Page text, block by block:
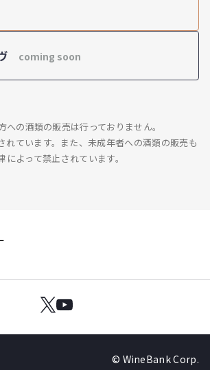
coming soon
への酒類の販売は行っておりません。
れています。また、未成年者への酒類の販売も
によって禁止されています。
© WineBank Corp.